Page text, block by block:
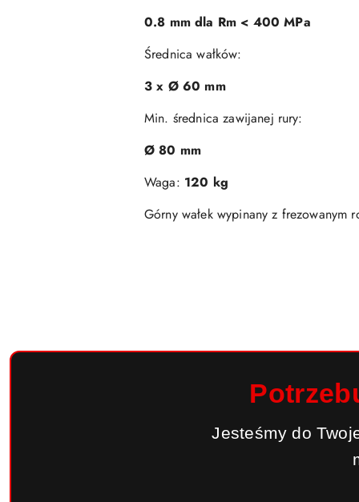
0.8 mm dla Rm < 400 MPa
Średnica wałków:
3 x Ø 60 mm
Min. średnica zawijanej rury:
Ø 80 mm
Waga: 120 kg
Górny wałek wypinany z frezowanym
Jesteśmy do